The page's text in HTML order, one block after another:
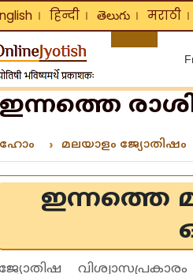
❘ हिन्दी ❘ తెలుగు ❘ मराठी ❘
ഇന്നത്തെ
ഹോം മലയാളം ജ്യോതിഷം
ഇന്നത്തെ